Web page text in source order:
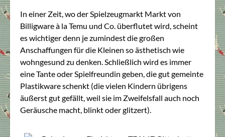
In einer Zeit, wo der Spielzeugmarkt Markt von
Billigware à la Temu und Co. überflutet wird, scheint
es wichtiger denn je zumindest die großen
Anschaffungen für die Kleinen so ästhetisch wie
wohngesund zu denken. Schließlich wird es immer
eine Tante oder Spielfreundin geben, die gut gemeinte
Plastikware schenkt (die vielen Kindern übrigens
äußerst gut gefällt, weil sie im Zweifelsfall auch noch
Geräusche macht, blinkt oder glitzert).